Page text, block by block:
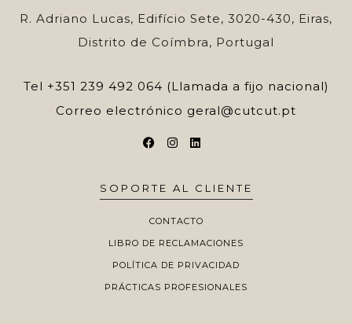
R. Adriano Lucas, Edifício Sete, 3020-430, Eiras,
Distrito de Coímbra, Portugal
Tel +351 239 492 064 (Llamada a fijo nacional)
Correo electrónico geral@cutcut.pt
SOPORTE AL CLIENTE
CONTACTO
LIBRO DE RECLAMACIONES
POLÍTICA DE PRIVACIDAD
PRÁCTICAS PROFESIONALES